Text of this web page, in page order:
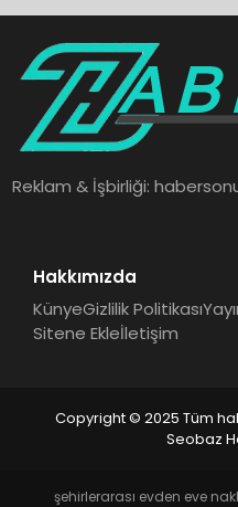
Reklam & İşbirliği:
Hakkımızda
KünyeGizlilik Politikası
Sitene Ekleİletişim
Copyright © 2025 Tüm
Seobaz
şehirlerarası evden eve